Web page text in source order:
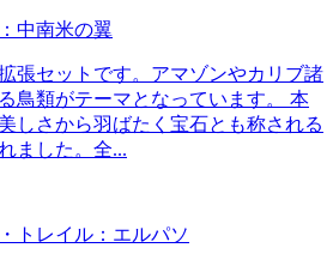
中南米の翼
張セットです。アマゾンやカリブ諸
鳥類がテーマとなっています。 本
しさから羽ばたく宝石とも称される
ました。全...
トレイル：エルパソ